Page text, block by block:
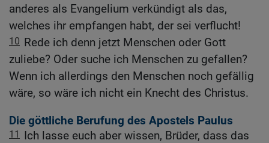
anderes als Evangelium verkündigt als das,
welches ihr empfangen habt, der sei verflucht!
10 Rede ich denn jetzt Menschen oder Gott
zuliebe? Oder suche ich Menschen zu gefallen?
Wenn ich allerdings den Menschen noch gefällig
wäre, so wäre ich nicht ein Knecht des Christus.
Die göttliche Berufung des Apostels Paulus
11 Ich lasse euch aber wissen, Brüder, dass das